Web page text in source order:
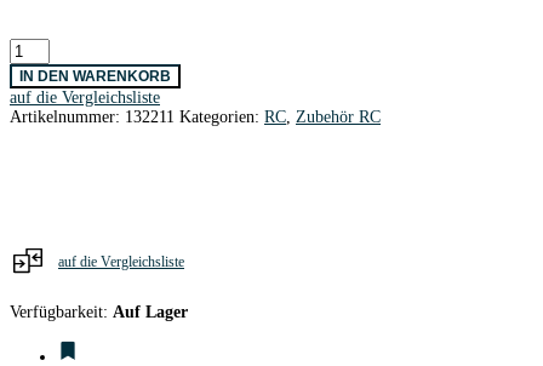
Antennenschutz
für
2.4
Ghz
Antennen
IN DEN WARENKORB
auf die Vergleichsliste
Artikelnummer: 132211 Kategorien: RC Zubehör RC
auf die Vergleichsliste
Verfügbarkeit: Auf Lager